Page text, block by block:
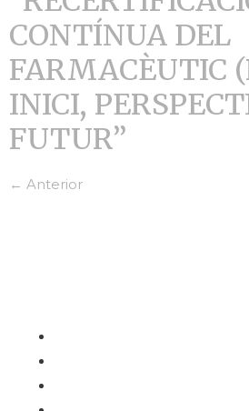
CONTÍNUA DEL
FARMACÈUTIC
INICI,
FUTUR”
← Anterior